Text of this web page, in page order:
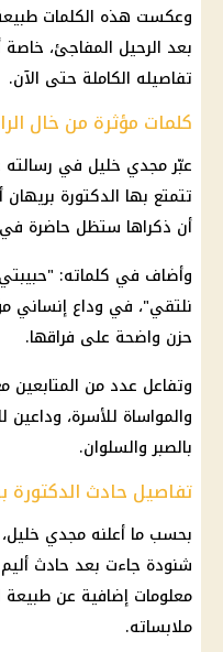
وعكست هذه الكلمات
بعد الرحيل المفاجئ، خاصة
تفاصيله الكاملة حتى الآن.
كلمات مؤثرة من خال
عبّر مجدي خليل في رسالته
تتمتع بها الدكتورة
أن ذكراها ستظل حاضرة
وأضاف في كلماته:
نلتقي"، في وداع إنساني
حزن واضحة على فراقها.
وتفاعل عدد من المتابعين
والمواساة للأسرة، وداعين
بالصبر والسلوان.
تفاصيل حادث الدكتورة
بحسب ما أعلنه مجدي خليل،
شنودة جاءت بعد حادث
معلومات إضافية عن طبيعة
ملابساته.